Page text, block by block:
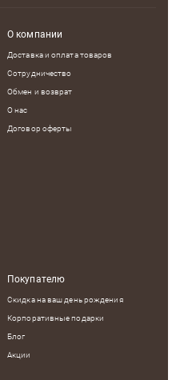
О компании
Доставка и оплата товаров
Сотрудничество
Обмен и возврат
О нас
Договор оферты
Покупателю
Скидка на ваш день рождения
Корпоративные подарки
Блог
Акции